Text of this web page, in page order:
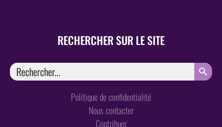
RECHERCHER SUR LE SITE
Search
for:
SEARCH
Politique de confidentialité
Nous contacter
Contribuer